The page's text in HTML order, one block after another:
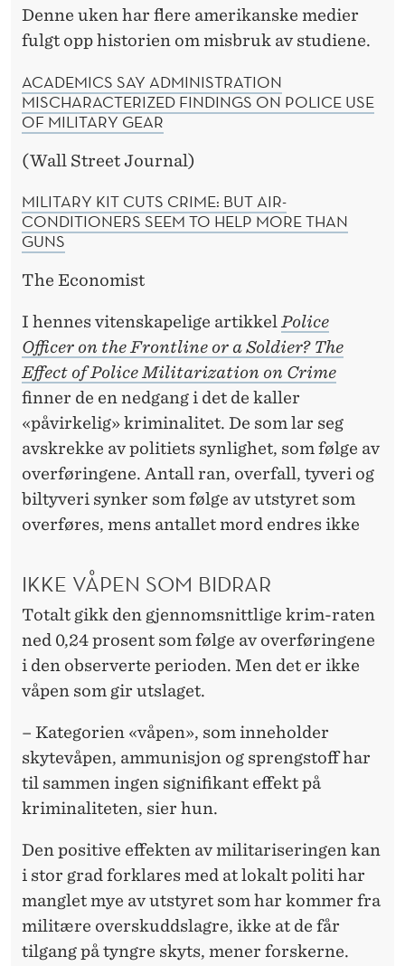
Denne uken har flere amerikanske medier
fulgt opp historien om misbruk av studiene.
ACADEMICS SAY ADMINISTRATION
MISCHARACTERIZED FINDINGS ON POLICE USE
OF MILITARY GEAR
(Wall Street Journal)
MILITARY KIT CUTS CRIME: BUT AIR-
CONDITIONERS SEEM TO HELP MORE THAN
GUNS
The Economist
I hennes vitenskapelige artikkel Police
Officer on the Frontline or a Soldier? The
Effect of Police Militarization on Crime
finner de en nedgang i det de kaller
«påvirkelig» kriminalitet. De som lar seg
avskrekke av politiets synlighet, som følge av
overføringene. Antall ran, overfall, tyveri og
biltyveri synker som følge av utstyret som
overføres, mens antallet mord endres ikke
IKKE VÅPEN SOM BIDRAR
Totalt gikk den gjennomsnittlige krim-raten
ned 0,24 prosent som følge av overføringene
i den observerte perioden. Men det er ikke
våpen som gir utslaget.
– Kategorien «våpen», som inneholder
skytevåpen, ammunisjon og sprengstoff har
til sammen ingen signifikant effekt på
kriminaliteten, sier hun.
Den positive effekten av militariseringen kan
i stor grad forklares med at lokalt politi har
manglet mye av utstyret som har kommer fra
militære overskuddslagre, ikke at de får
tilgang på tyngre skyts, mener forskerne.